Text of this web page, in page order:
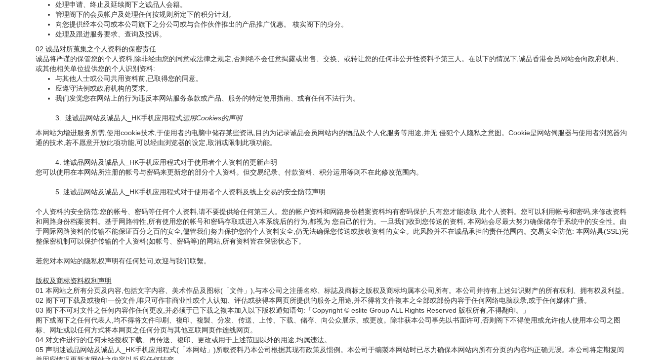
处理申请、终止及延续阁下之诚品人会籍。
管理阁下的会员帐户及处理任何按规则所定下的积分计划。
向您提供经本公司或本公司旗下之分公司或与合作伙伴推出的产品推广优惠。 核实阁下的身分。
处理及跟进服务要求、查询及投诉。
02 诚品对所蒐集之个人资料的保密责任
诚品将严谨的保管您的个人资料,除非经由您的同意或法律之规定,否则绝不会任意揭露或出售、交换、或转让您的任何非公开性资料予第三人。在以下的情况下,诚品香港会员网站会向政府机构、
或其他相关单位提供您的个人识别资料:
与其他人士或公司共用资料前,已取得您的同意。
应遵守法例或政府机构的要求。
我们发觉您在网站上的行为违反本网站服务条款或产品、服务的特定使用指南、或有任何不法行为。
3. 迷诚品网站及诚品人_HK手机应用程式运用Cookies的声明
本网站为增进服务所需,使用cookie技术,于使用者的电脑中储存某些资讯,目的为记录诚品会员网站内的物品及个人化服务等用途,并无 侵犯个人隐私之意图。Cookie是网站伺服器与使用者浏览器沟
通的技术,若不愿意开放此项功能,可以经由浏览器的设定,取消或限制此项功能。
4. 迷诚品网站及诚品人_HK手机应用程式对于使用者个人资料的更新声明
您可以使用在本网站所注册的帐号与密码来更新您的部分个人资料。但交易纪录、付款资料、积分运用等则不在此修改范围内。
5. 迷诚品网站及诚品人_HK手机应用程式对于使用者个人资料及线上交易的安全防范声明
个人资料的安全防范:您的帐号、密码等任何个人资料,请不要提供给任何第三人。您的帐户资料和网路身份档案资料均有密码保护,只有您才能读取 此个人资料。您可以利用帐号和密码,来修改资料
和网路身份档案资料。基于网路特性,所有使用您的帐号和密码存取或进入本系统后的行为,都视为 您自己的行为。一旦我们收到您传送的资料, 本网站会尽最大努力确保储存于系统中的安全性。由
于网际网路资料的传输不能保证百分之百的安全,儘管我们努力保护您的个人资料安全,仍无法确保您传送或接收资料的安全。此风险并不在诚品承担的责任范围内。交易安全防范: 本网站具(SSL)完
整保密机制可以保护传输的个人资料(如帐号、密码等)的网站,所有资料皆在保密状态下。
若您对本网站的隐私权声明有任何疑问,欢迎与我们联繫。
版权及商标资料权利声明
01 本网站之所有分页及内容,包括文字内容、美术作品及图标(「文件」),与本公司之注册名称、标誌及商标之版权及商标均属本公司所有。本公司并持有上述知识财产的所有权利、拥有权及利益。
02 阁下可下载及或複印一份文件,唯只可作非商业性或个人认知、评估或获得本网页所提供的服务之用途,并不得将文件複本之全部或部份内容于任何网络电脑载录,或于任何媒体广播。
03 阁下不可对文件之任何内容作任何更改,并必须于已下载之複本加入以下版权通知语句:「Copyright © eslite Group ALL Rights Reserved 版权所有,不得翻印。」
阁下或阁下之任何代表人,均不得将文件印刷、複印、複製、分发、传送、上传、下载、储存、向公众展示、或更改。除非获本公司事先以书面许可,否则阁下不得使用或允许他人使用本公司之图
标、网址或以任何方式将本网页之任何分页与其他互联网页作连线网页。
04 对文件进行的任何未经授权下载、再传送、複印、更改或用于上述范围以外的用途,均属违法。
05 声明迷诚品网站及诚品人_HK手机应用程式(「本网站」)所载资料乃本公司根据其现有政策及惯例。本公司于编製本网站时已尽力确保本网站内所有分页的内容均正确无误。本公司将定期复阅